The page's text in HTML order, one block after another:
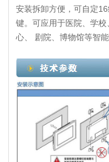
安装拆卸方便，可自定
键。可应用于医院、学
心、 剧院、博物馆等智能